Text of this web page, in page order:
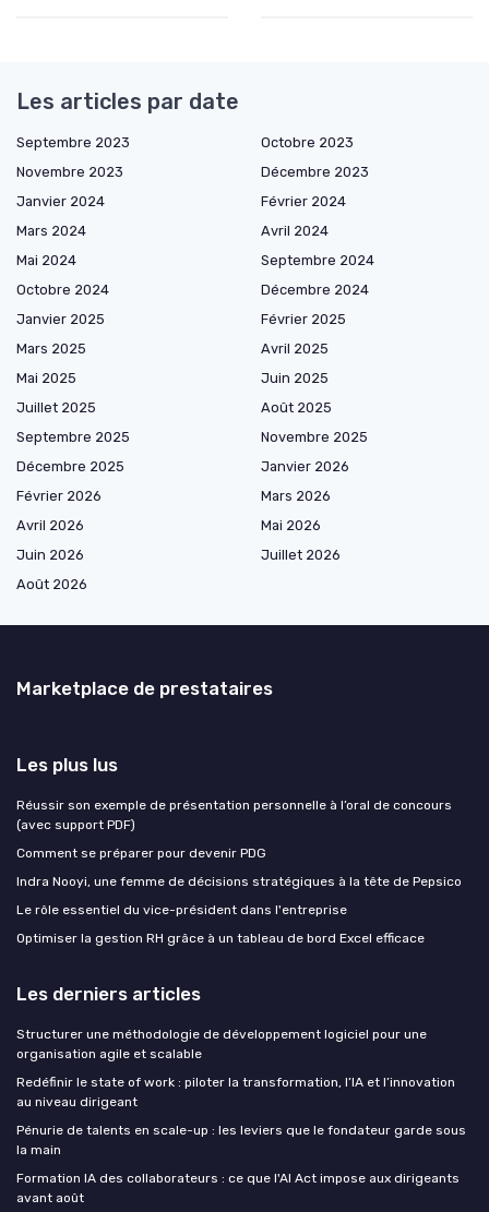
Les articles par date
Septembre 2023
Octobre 2023
Novembre 2023
Décembre 2023
Janvier 2024
Février 2024
Mars 2024
Avril 2024
Mai 2024
Septembre 2024
Octobre 2024
Décembre 2024
Janvier 2025
Février 2025
Mars 2025
Avril 2025
Mai 2025
Juin 2025
Juillet 2025
Août 2025
Septembre 2025
Novembre 2025
Décembre 2025
Janvier 2026
Février 2026
Mars 2026
Avril 2026
Mai 2026
Juin 2026
Juillet 2026
Août 2026
Marketplace de prestataires
Les plus lus
Réussir son exemple de présentation personnelle à l’oral de concours
(avec support PDF)
Comment se préparer pour devenir PDG
Indra Nooyi, une femme de décisions stratégiques à la tête de Pepsico
Le rôle essentiel du vice-président dans l'entreprise
Optimiser la gestion RH grâce à un tableau de bord Excel efficace
Les derniers articles
Structurer une méthodologie de développement logiciel pour une
organisation agile et scalable
Redéfinir le state of work : piloter la transformation, l’IA et l’innovation
au niveau dirigeant
Pénurie de talents en scale-up : les leviers que le fondateur garde sous
la main
Formation IA des collaborateurs : ce que l'AI Act impose aux dirigeants
avant août